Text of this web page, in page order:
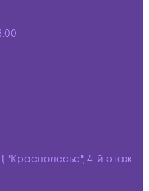
"Краснолесье", 4-й этаж